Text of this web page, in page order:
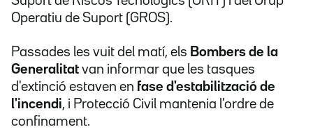
Operatiu de Suport (GROS).
Passades les vuit del matí, els Bombers de la
Generalitat van informar que les tasques
d'extinció estaven en fase d'estabilització de
l'incendi, i Protecció Civil mantenia l'ordre de
confinament.